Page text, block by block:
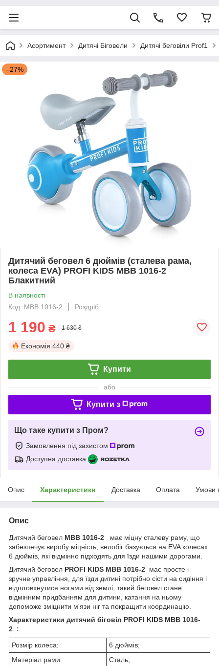
Асортимент Дитячі Біговели Дитячі беговіли Prof1
–27%
Дитячий беговел 6 дюймів (сталева рама,
колеса EVA) PROFI KIDS MBB 1016-2
Блакитний
В наявності
Код: MBB 1016-2
Роздріб
1 190 ₴ 1 630 ₴
Економія 440 ₴
Купити
або
Купити з
Що таке купити з Пром?
Замовлення під захистом
Доступна доставка
Опис Характеристики Доставка Оплата Умови
Опис
Дитячий беговел MBB 1016-2
має міцну сталеву раму, що
забезпечує виробу міцність, велобіг базується на EVA колесах
6 дюймів, які відмінно підходять для їзди нашими дорогами.
Дитячий беговел PROFI KIDS MBB 1016-2 має просте і
зручне управління, для їзди дитині потрібно сісти на сидіння і
відштовхнутися ногами від землі, такий беговел стане
відмінним придбанням для дитини, катання на ньому
допоможе зміцнити м'язи ніг та покращити координацію.
Характеристики дитячий біговіл PROFI KIDS MBB 1016-
2 :
Розмір колеса:
6 дюймів;
Матеріал рами:
Сталь;